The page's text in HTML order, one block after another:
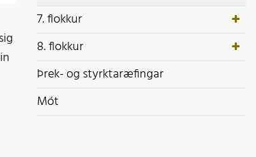
7. flokkur
8. flokkur
Þrek- og styrktaræfingar
Mót